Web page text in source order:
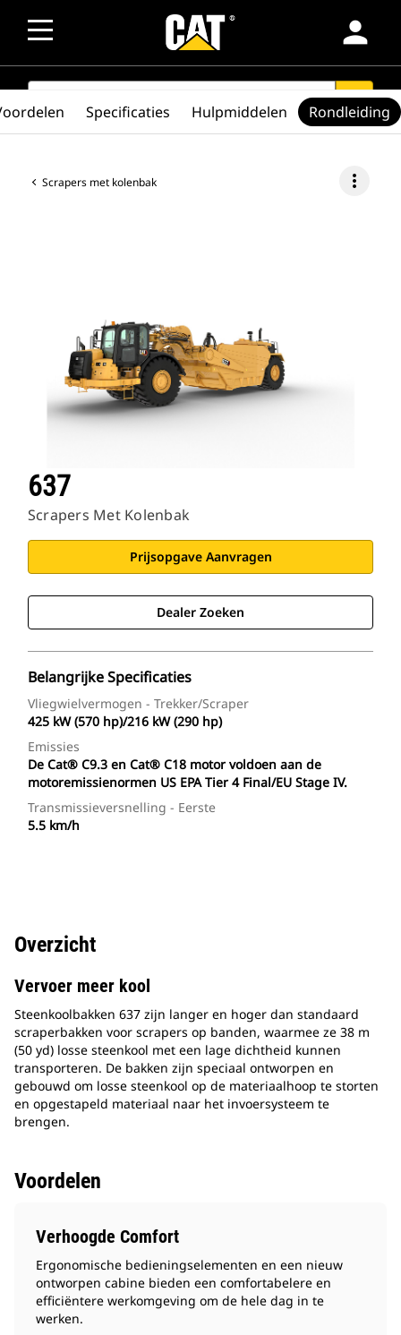
person
SEARCH search
Scrapers met kolenbak more_vert
637
Scrapers Met Kolenbak
Prijsopgave Aanvragen
Dealer Zoeken
Belangrijke Specificaties
Vliegwielvermogen - Trekker/scraper
425 kW (570 hp)/216 kW (290 hp)
Emissies
De Cat® C9.3 en Cat® C18 motor voldoen aan de
motoremissienormen US EPA Tier 4 Final/EU Stage IV.
Transmissieversnelling - Eerste
5.5 km/h
Specificaties Hulpmiddelen Rondleiding
Overzicht
Vervoer meer kool
Steenkoolbakken 637 zijn langer en hoger dan standaard
scraperbakken voor scrapers op banden, waarmee ze 38 m
(50 yd) losse steenkool met een lage dichtheid kunnen
transporteren. De bakken zijn speciaal ontworpen en
gebouwd om losse steenkool op de materiaalhoop te storten
en opgestapeld materiaal naar het invoersysteem te
brengen.
Voordelen
Verhoogde Comfort
Ergonomische bedieningselementen en een nieuw
ontworpen cabine bieden een comfortabelere en
efficiëntere werkomgeving om de hele dag in te
werken.